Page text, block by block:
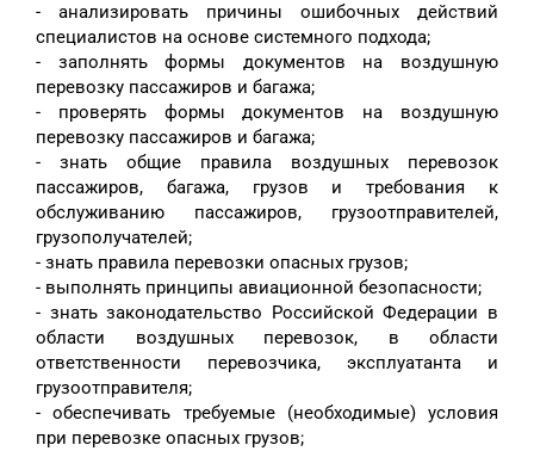
- анализировать причины ошибочных действий
специалистов на основе системного подхода;
- заполнять формы документов на воздушную
перевозку пассажиров и багажа;
- проверять формы документов на воздушную
перевозку пассажиров и багажа;
- знать общие правила воздушных перевозок
пассажиров, багажа, грузов и требования к
обслуживанию пассажиров, грузоотправителей,
грузополучателей;
- знать правила перевозки опасных грузов;
- выполнять принципы авиационной безопасности;
- знать законодательство Российской Федерации в
области воздушных перевозок, в области
ответственности перевозчика, эксплуатанта и
грузоотправителя;
- обеспечивать требуемые (необходимые) условия
при перевозке опасных грузов;